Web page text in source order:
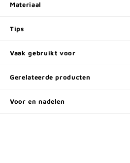
Materiaal
Tips
Vaak gebruikt voor
Gerelateerde producten
Voor en nadelen